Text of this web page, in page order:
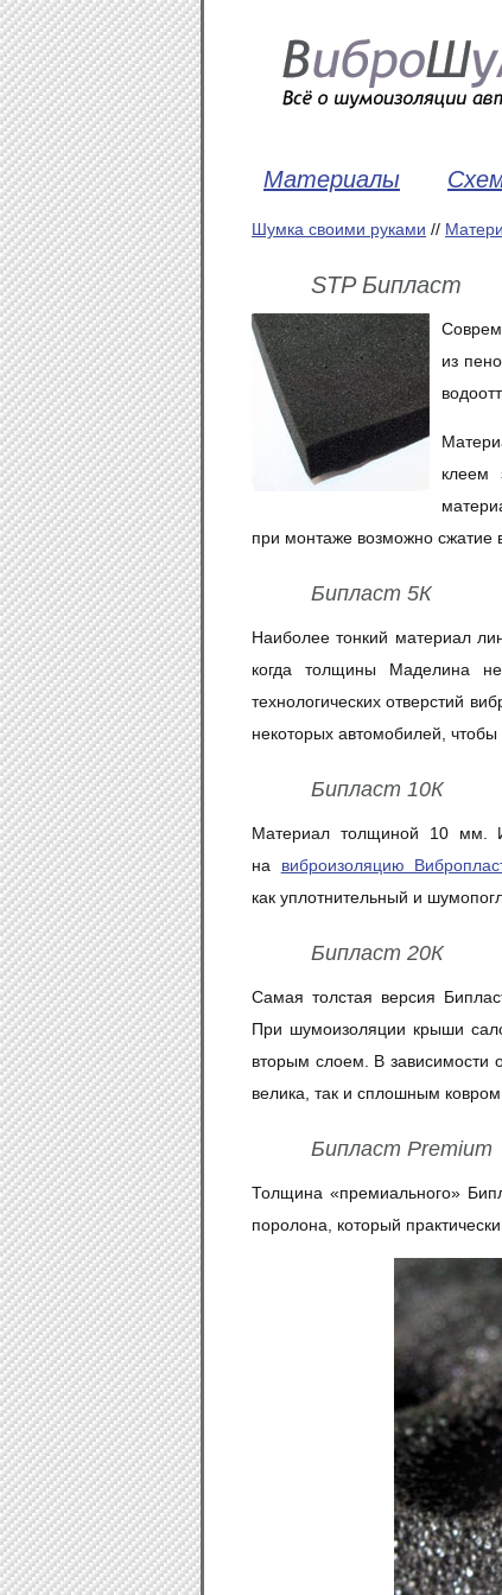
Шумка своими руками //
STP Бипласт
из
клеем
при монтаже возможно сжатие
Бипласт 5К
Наиболее тонкий материал
когда толщины Маделина
технологических отверстий
некоторых автомобилей,
Бипласт 10К
Материал толщиной 10 мм.
на виброизоляцию
как уплотнительный и
Бипласт 20К
Самая толстая версия
При шумоизоляции крыши
вторым слоем. В зависимости
велика, так и сплошным
Бипласт Premium
Толщина «премиального»
поролона, который
Материалы